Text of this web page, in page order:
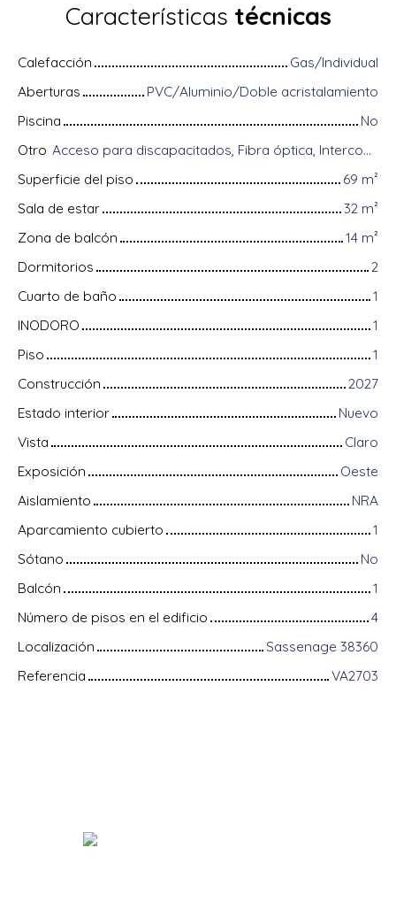
Características técnicas
Calefacción
Gas/Individual
Aberturas
PVC/Aluminio/Doble acristalamiento
Piscina
No
Otro
Acceso para discapacitados, Fibra óptica, Intercomunicador, Almacenamiento de bicicletas, Videófono, Persianas eléctricas
Superficie del piso
69 m²
Sala de estar
32 m²
Zona de balcón
14 m²
Dormitorios
2
Cuarto de baño
1
INODORO
1
Piso
1
Construcción
2027
Estado interior
Nuevo
Vista
Claro
Exposición
Oeste
Aislamiento
NRA
Aparcamiento cubierto
1
Sótano
No
Balcón
1
Número de pisos en el edificio
4
Localización
Sassenage 38360
Referencia
VA2703